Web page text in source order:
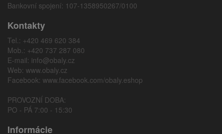
Bankovní spojení: 107-1358950267/0100
Kontakty
Tel.: +420 469 620 384
Mob.: +420 737 287 080
E-mail: info@obaly.cz
Web: www.obaly.cz
Facebook: www.facebook.com/obaly.eshop
PROVOZNÍ DOBA:
PO - PÁ 7:00 - 15:30
Informácie